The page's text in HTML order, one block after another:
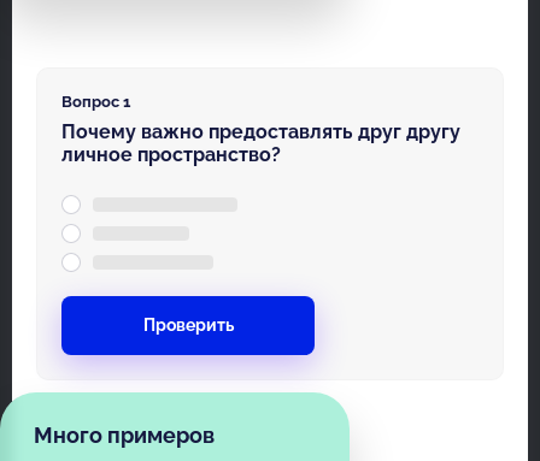
Вопрос 1
Почему важно предоставлять друг другу
личное пространство?
Проверить
Много примеров